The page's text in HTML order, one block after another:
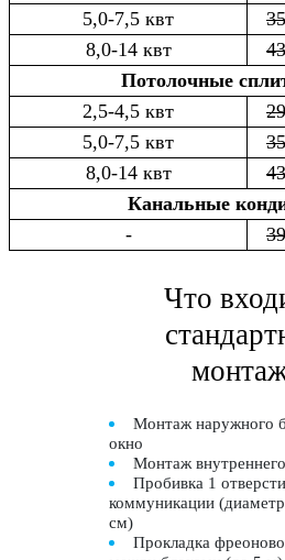
5,0-7,5 квт
8,0-14 квт
Потолочные
2,5-4,5 квт
5,0-7,5 квт
8,0-14 квт
Канальные
-
Что
Монтаж наружного
окно
Монтаж
Пробивка 1
коммуникации
см)
Прокладка